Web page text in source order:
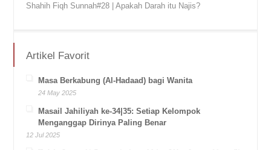
Shahih Fiqh Sunnah#28 | Apakah Darah itu Najis?
Artikel Favorit
Masa Berkabung (Al-Hadaad) bagi Wanita
24 May 2025
Masail Jahiliyah ke-34|35: Setiap Kelompok
Menganggap Dirinya Paling Benar
12 Jul 2025